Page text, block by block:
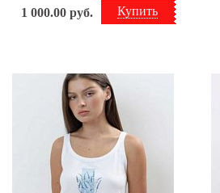
Купить
1 000.00 руб.